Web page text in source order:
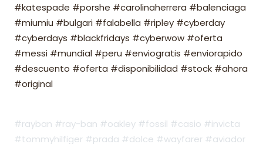
#katespade #porshe #carolinaherrera #balenciaga
#miumiu #bulgari #falabella #ripley #cyberday
#cyberdays #blackfridays #cyberwow #oferta
#messi #mundial #peru #enviogratis #enviorapido
#descuento #oferta #disponibilidad #stock #ahora
#original
#rayban #ray-ban #oakley #fossil #casio #invicta
#tommyhilfiger #prada #dolce #wayfarer #aviador